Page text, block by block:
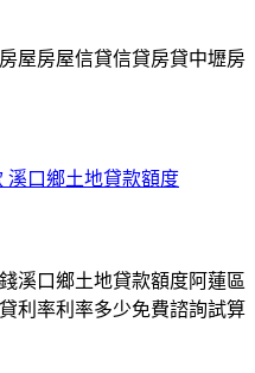
屋房屋信貸信貸房貸中壢房
溪口鄉土地貸款額度
溪口鄉土地貸款額度阿蓮區
利率利率多少免費諮詢試算